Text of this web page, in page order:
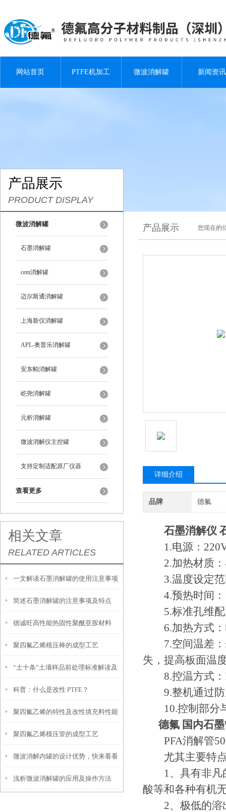
网站首页 PTFE机加工 微波消解罐 新闻资讯
产品展示
PRODUCT DISPLAY
微波消解罐
石墨消解罐
cem消解罐
迈尔斯通消解罐
上海新仪消解罐
APL-奥普乐消解罐
安东帕消解罐
屹尧消解罐
元析消解罐
微波消解仪主控罐
支持定制适配原厂仪器
查看更多
相关文章
RELATED ARTICLES
一文解读石墨消解罐的使用注意事项
简述石墨消解罐的注意事项及特点
德诚旺高性能热固性聚酰亚胺材料
聚四氟乙烯模压棒的成型工艺
“土十条”土壤样品前处理标准解读及
解决方案
科普：什么是改性 PTFE？
聚四氟乙烯的特性及改性填充料性能
聚四氟乙烯模压管的成型工艺
微波消解内罐的设计优势，快来看看
吧
浅析微波消解罐的应用及操作方法
产品展示 您现在的
详细介绍
品牌 德氟
石墨消解仪
1.电源：220V
2.加热材质：
3.温度设定范
4.预热时间：
5.标准孔维配
6.加热方式：
7.空间温差：
失，提高板面温
8.控温方式：
9.整机通过防
10.控制部分与
德氟 国内石
PFA消解管
尤其主要特
1、具有非凡的
酸等和各种有机
2、极低的溶出